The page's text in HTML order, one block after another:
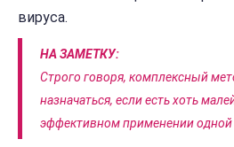
вируса.
НА ЗАМЕТКУ:
Строго говоря, комплексный
назначаться, если есть хоть
эффективном применении одной